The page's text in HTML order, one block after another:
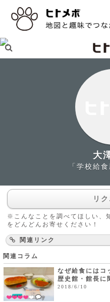
大
「学校給
リ
※こんなことを調べてほしい、
をどんどんお寄せください！
関連リンク
関連コラム
7
なぜ給食にはコ
歴史館・館長に
2018/6/10